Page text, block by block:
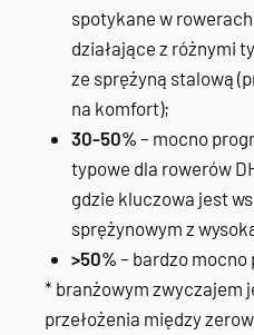
spotykane w
działające z różnymi
ze sprężyną stalową
na komfort);
30-50% – mocno
typowe dla rowerów
gdzie kluczowa jest
sprężynowym z
>50% – bardzo mocno
* branżowym zwyczajem
przełożenia między